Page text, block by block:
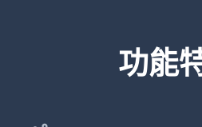
功能